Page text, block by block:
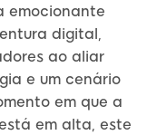
emocionante
digital,
ao aliar
e um cenário
em que a
em alta, este